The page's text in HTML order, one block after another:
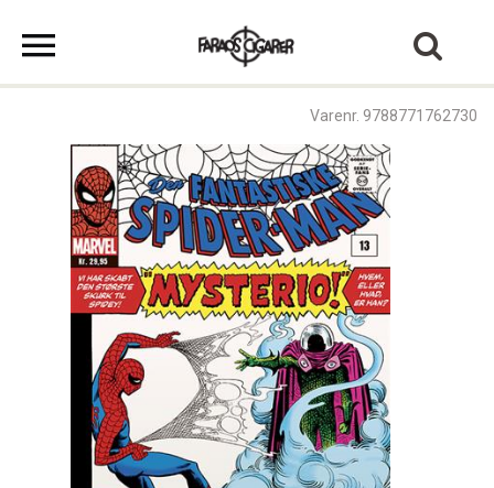
Varenr. 9788771762730